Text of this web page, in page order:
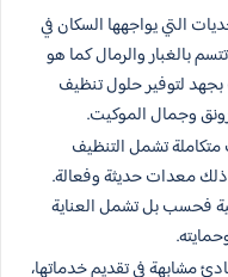
التي يواجهها السكان في
بالغبار والرمال كما هو
لتوفير حلول تنظيف
وجمال الموكيت.
متكاملة تشمل التنظيف
ذلك معدات حديثة وفعالة.
فحسب بل تشمل العناية
مشابهة في تقديم خدماتها،